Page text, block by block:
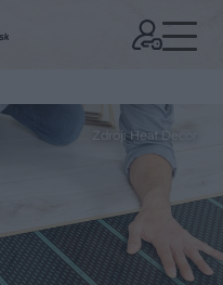
Zdroj: Heat Decor